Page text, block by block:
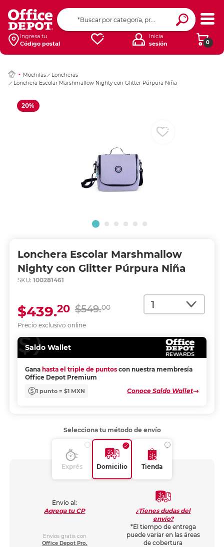
Ingresa tu
Código postal
0
Inicia
sesión
Mochilas
Loncheras
Lonchera Escolar Marshmallow Nighty con Glitter Púrpura Niña
20%
Lonchera Escolar Marshmallow
Nighty con Glitter Púrpura Niña
SKU: 100281461
Cantidad
Precio exclusivo online
$549.00
$439.20
Saldo Wallet
Gana hasta el triple de puntos con nuestra membresía
Office Depot Premium
1 punto = $1 MXN Conoce Saldo Wallet
Ingresar Codigo
Selecciona tu método de envío
Exprés Domicilio Tienda
Envío al:
Agrega tu CP
Envíos gratis con
Office Depot Pro.
¿Tienes dudas del
envío?
*El tiempo de entrega
puede variar en las áreas
de cobertura